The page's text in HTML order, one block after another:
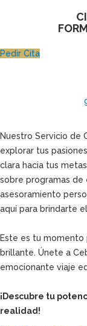
Pedir Cita
Nuestro Servicio de
explorar tus
clara hacia tus
sobre programas de
asesoramiento
aquí para brindarte
Este es tu momento
brillante. Únete a
emocionante viaje
¡Descubre tu
realidad!